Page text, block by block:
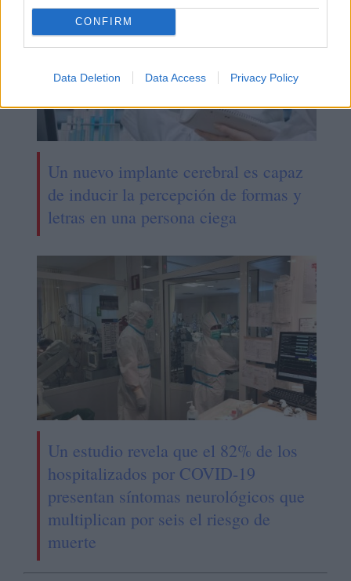
CONFIRM
Data Deletion Data Access Privacy Policy
Un nuevo implante cerebral es capaz
de inducir la percepción de formas y
letras en una persona ciega
Un estudio revela que el 82% de los
hospitalizados por COVID-19
presentan síntomas neurológicos que
multiplican por seis el riesgo de
muerte